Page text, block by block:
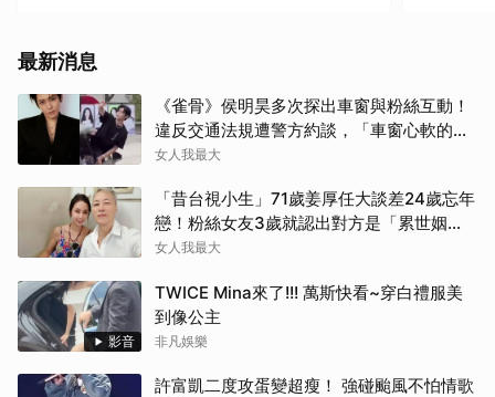
最新消息
《雀骨》侯明昊多次探出車窗與粉絲互動！
違反交通法規遭警方約談，「車窗心軟的
神」上熱搜
女人我最大
「昔台視小生」71歲姜厚任大談差24歲忘年
戀！粉絲女友3歲就認出對方是「累世姻
緣」
女人我最大
影音
TWICE Mina來了!!! 萬斯快看~穿白禮服美
到像公主
非凡娛樂
許富凱二度攻蛋變超瘦！ 強碰颱風不怕情歌